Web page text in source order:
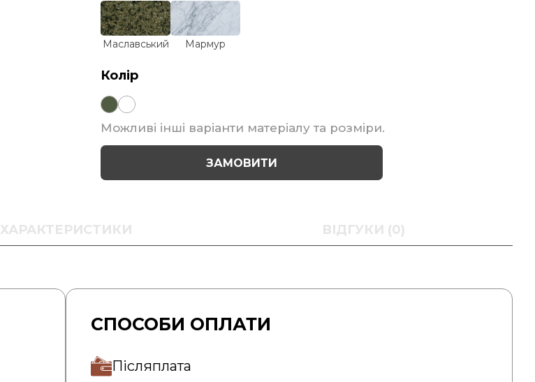
Маславський Мармур
Колір
Можливі інші варіанти матеріалу та розміри.
ЗАМОВИТИ
ХАРАКТЕРИСТИКИ ВІДГУКИ (0)
СПОСОБИ ОПЛАТИ
Післяплата